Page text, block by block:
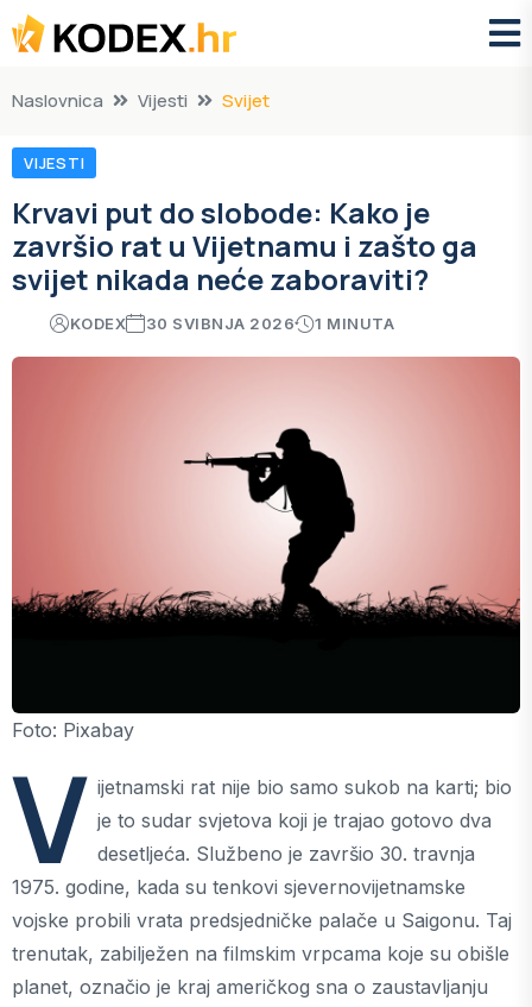
Naslovnica Vijesti Svijet
VIJESTI
Krvavi put do slobode: Kako je
završio rat u Vijetnamu i zašto ga
svijet nikada neće zaboraviti?
KODEX 30 SVIBNJA 2026 1 MINUTA
Foto: Pixabay
V ijetnamski rat nije bio samo sukob na karti; bio
je to sudar svjetova koji je trajao gotovo dva
desetljeća. Službeno je završio 30. travnja
1975. godine, kada su tenkovi sjevernovijetnamske
vojske probili vrata predsjedničke palače u Saigonu. Taj
trenutak, zabilježen na filmskim vrpcama koje su obišle
planet, označio je kraj američkog sna o zaustavljanju